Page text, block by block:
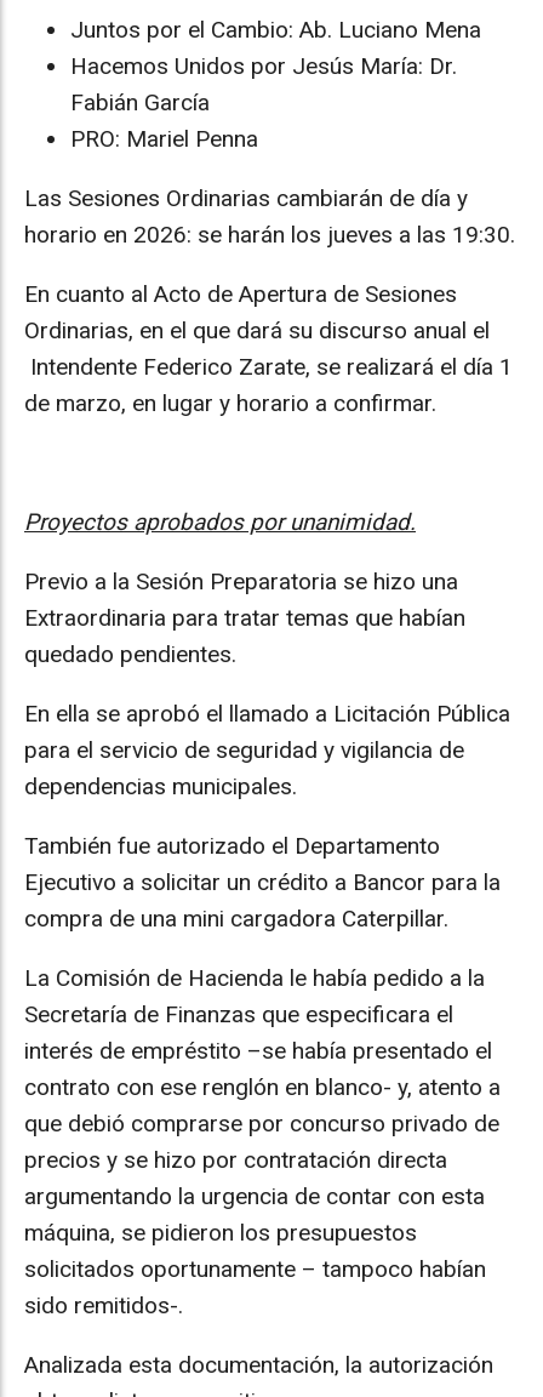
Juntos por el Cambio: Ab. Luciano Mena
Hacemos Unidos por Jesús María: Dr.
Fabián García
PRO: Mariel Penna
Las Sesiones Ordinarias cambiarán de día y
horario en 2026: se harán los jueves a las 19:30.
En cuanto al Acto de Apertura de Sesiones
Ordinarias, en el que dará su discurso anual el
Intendente Federico Zarate, se realizará el día 1
de marzo, en lugar y horario a confirmar.
Proyectos aprobados por unanimidad.
Previo a la Sesión Preparatoria se hizo una
Extraordinaria para tratar temas que habían
quedado pendientes.
En ella se aprobó el llamado a Licitación Pública
para el servicio de seguridad y vigilancia de
dependencias municipales.
También fue autorizado el Departamento
Ejecutivo a solicitar un crédito a Bancor para la
compra de una mini cargadora Caterpillar.
La Comisión de Hacienda le había pedido a la
Secretaría de Finanzas que especificara el
interés de empréstito –se había presentado el
contrato con ese renglón en blanco- y, atento a
que debió comprarse por concurso privado de
precios y se hizo por contratación directa
argumentando la urgencia de contar con esta
máquina, se pidieron los presupuestos
solicitados oportunamente – tampoco habían
sido remitidos-.
Analizada esta documentación, la autorización